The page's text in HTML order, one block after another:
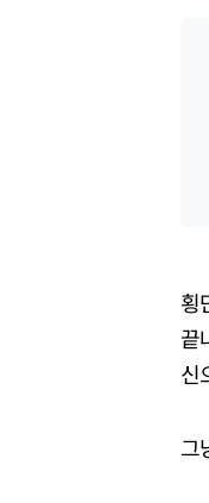
횡
끝
신
그